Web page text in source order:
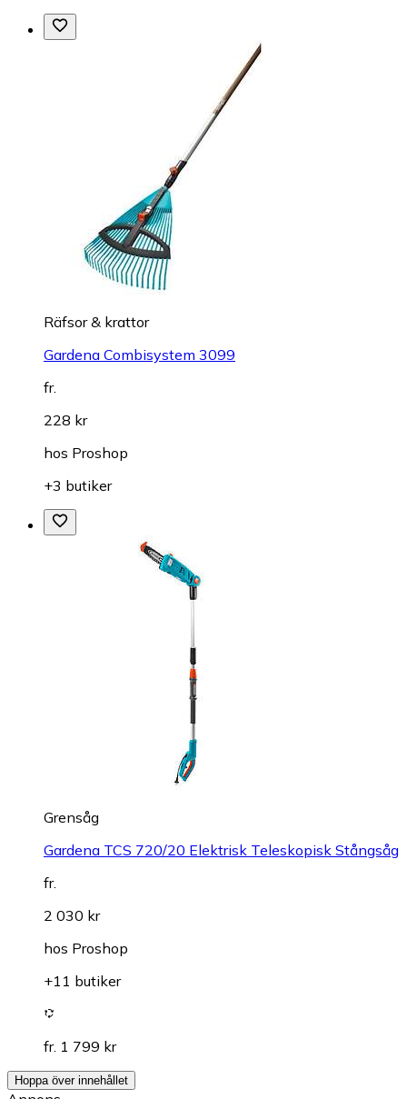
Räfsor & krattor
Gardena Combisystem 3099
fr.
228 kr
hos Proshop
+3 butiker
Grensåg
Gardena TCS 720/20 Elektrisk Teleskopisk Stångsåg
fr.
2 030 kr
hos Proshop
+11 butiker
fr. 1 799 kr
Hoppa över innehållet